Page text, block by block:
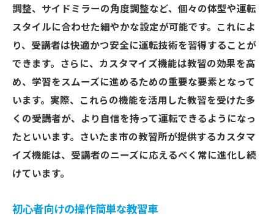
調整、サイドミラーの角度調整など、個々の体型や運転
スタイルに合わせた細やかな設定が可能です。これによ
り、受講者は快適かつ安全に運転技術を習得することが
できます。さらに、カスタマイズ機能は教習の効果を高
め、学習をスムーズに進めるための重要な要素となって
います。実際、これらの機能を活用した教習を受けた多
くの受講者が、より自信を持って運転できるようになっ
たといいます。さいたま市の教習所が提供するカスタマ
イズ機能は、受講者のニーズに応えるべく常に進化し続
けています。
初心者向けの操作簡単な教習車